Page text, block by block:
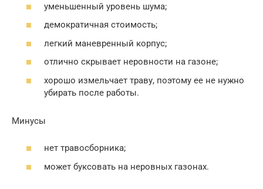
уменьшенный уровень шума;
демократичная стоимость;
легкий маневренный корпус;
отлично скрывает неровности на газоне;
хорошо измельчает траву, поэтому ее не нужно
убирать после работы.
Минусы
нет травосборника;
может буксовать на неровных газонах.